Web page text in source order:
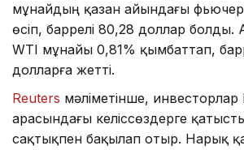
мұнайдың қазан айындағы
өсіп, баррелі 80,28 доллар
WTI мұнайы 0,81% қымбаттап,
долларға жетті.
Reuters мәліметінше,
арасындағы келіссөздерге
сақтықпен бақылап отыр. Нарық